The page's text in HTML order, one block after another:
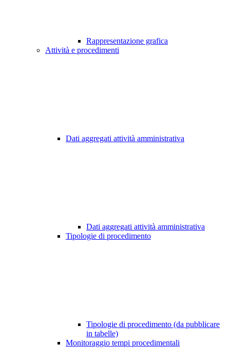
Rappresentazione grafica
Attività e procedimenti
Dati aggregati attività amministrativa
Dati aggregati attività amministrativa
Tipologie di procedimento
Tipologie di procedimento (da pubblicare
in tabelle)
Monitoraggio tempi procedimentali